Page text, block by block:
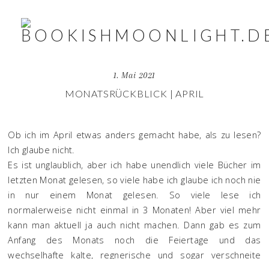
1. Mai 2021
MONATSRÜCKBLICK | APRIL
Ob ich im April etwas anders gemacht habe, als zu lesen?
Ich glaube nicht.
Es ist unglaublich, aber ich habe unendlich viele Bücher im
letzten Monat gelesen, so viele habe ich glaube ich noch nie
in nur einem Monat gelesen. So viele lese ich
normalerweise nicht einmal in 3 Monaten! Aber viel mehr
kann man aktuell ja auch nicht machen. Dann gab es zum
Anfang des Monats noch die Feiertage und das
wechselhafte kalte, regnerische und sogar verschneite